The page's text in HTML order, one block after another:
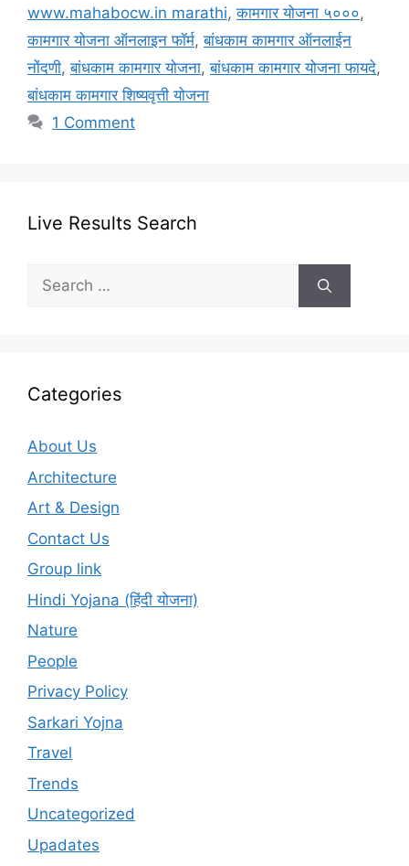
www.mahabocw.in marathi,कामगार योजना ५०००,
कामगार योजना ऑनलाइन फॉर्म,बांधकाम कामगार ऑनलाईन
नोंदणी,बांधकाम कामगार योजना,बांधकाम कामगार योजना फायदे,
बांधकाम कामगार शिष्यवृत्ती योजना
1 Comment
Live Results Search
Search
for:
Categories
About Us
Architecture
Art & Design
Contact Us
Group link
Hindi Yojana (हिंदी योजना)
Nature
People
Privacy Policy
Sarkari Yojna
Travel
Trends
Uncategorized
Upadates